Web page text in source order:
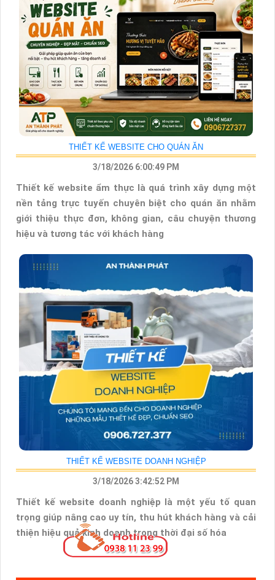
THIẾT KẾ WEBSITE CHO QUÁN ĂN
3/18/2026 6:00:49 PM
Thiết kế website ẩm thực là quá trình xây dựng một
nền tảng trực tuyến chuyên biệt cho quán ăn nhằm
giới thiệu thực đơn, không gian, câu chuyện thương
hiệu và tương tác với khách hàng
THIẾT KẾ WEBSITE DOANH NGHIỆP
3/18/2026 3:42:52 PM
Thiết kế website doanh nghiệp là một yếu tố quan
trọng giúp nâng cao uy tín, thu hút khách hàng và cải
thiện hiệu quả kinh doanh trong thời đại số hóa